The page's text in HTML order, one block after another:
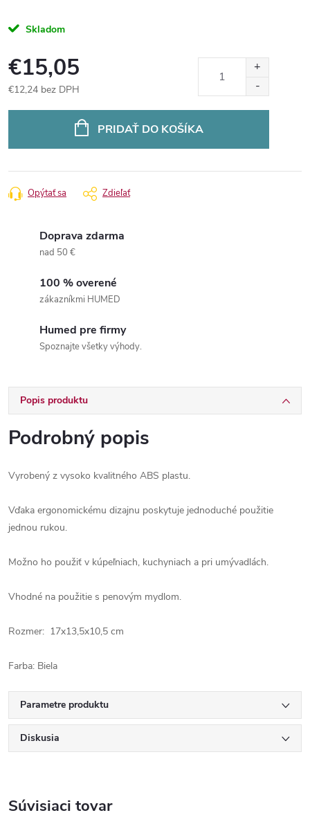
Skladom
€15,05
€12,24 bez DPH
PRIDAŤ DO KOŠÍKA
Opýtať sa Zdieľať
Doprava zdarma
nad 50 €
100 % overené
zákazníkmi HUMED
Humed pre firmy
Spoznajte všetky výhody.
Popis produktu
Podrobný popis
Vyrobený z vysoko kvalitného ABS plastu.
Vďaka ergonomickému dizajnu poskytuje jednoduché použitie
jednou rukou.
Možno ho použiť v kúpeľniach, kuchyniach a pri umývadlách.
Vhodné na použitie s penovým mydlom.
Rozmer: 17x13,5x10,5 cm
Farba: Biela
Parametre produktu
Diskusia
Súvisiaci tovar